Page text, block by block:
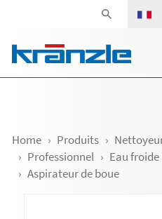
Home Produits
Professionnel
Eau froide
Aspirateur de boue